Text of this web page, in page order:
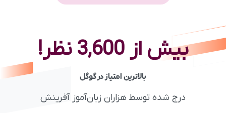
بیش از 3,600 نظر!
بالاترین امتیاز در گوگل
درج شده توسط هزاران زبان‌آموز آفرینش